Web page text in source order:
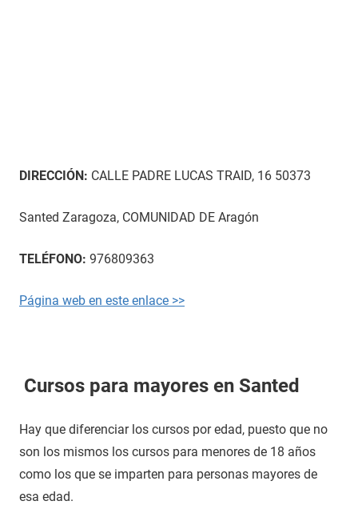
DIRECCIÓN: CALLE PADRE LUCAS TRAID, 16 50373
Santed Zaragoza, COMUNIDAD DE Aragón
TELÉFONO: 976809363
Página web en este enlace >>
Cursos para mayores en Santed
Hay que diferenciar los cursos por edad, puesto que no
son los mismos los cursos para menores de 18 años
como los que se imparten para personas mayores de
esa edad.